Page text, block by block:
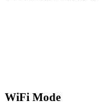
WiFi Mode